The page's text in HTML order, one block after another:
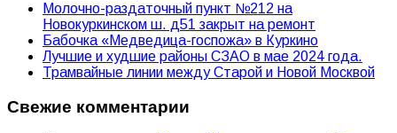
Молочно-раздаточный пункт №212 на
Новокуркинском ш. д51 закрыт на ремонт
Бабочка «Медведица-госпожа» в Куркино
Лучшие и худшие районы СЗАО в мае 2024 года.
Трамвайные линии между Старой и Новой Москвой
Свежие комментарии